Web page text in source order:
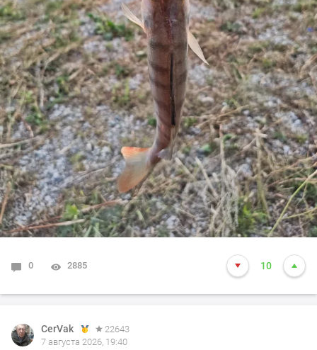
0 2885 10
CerVak
22643
7 августа 2026, 19:40